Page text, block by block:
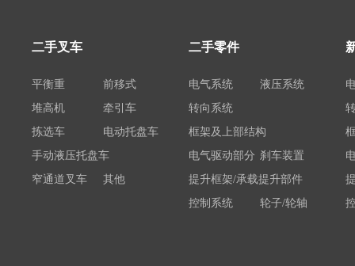
二手叉车
平衡重
前移式
堆高机
牵引车
拣选车
电动托盘车
手动液压托盘车
窄通道叉车
其他
二手零件
电气系统
液压系统
转向系统
框架及上部结构
电气驱动部分 刹车装置
提升框架/承载提升部件
控制系统
轮子/轮轴